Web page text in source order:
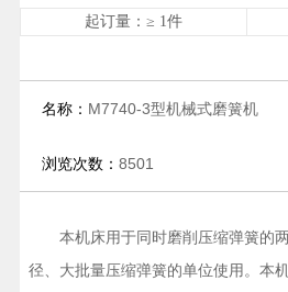
起订量：≥ 1件
名称： M7740-3型机械式磨簧机
浏览次数： 8501
本机床用于同时磨削压缩弹簧的两
径、大批量压缩弹簧的单位使用。本